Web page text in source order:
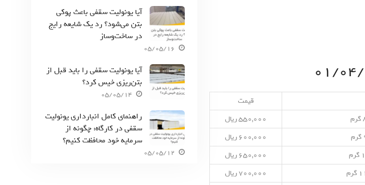
قیمت
۵۵۰,۰۰۰ ریال
۶۰۰,۰۰۰ ریال
۶۵۰,۰۰۰ ریال
۷۰۰,۰۰۰ ریال
آیا یونولیت سقفی باعث پوکی
بتن می‌شود؟ رد یک شایعه رایج
در ساخت‌وساز
05/05/16
آیا یونولیت سقفی را باید قبل از
بتن‌ریزی خیس کرد؟
05/05/14
راهنمای کامل انبارداری یونولیت
سقفی در کارگاه: چگونه از
سرمایه خود محافظت کنیم؟
05/05/12